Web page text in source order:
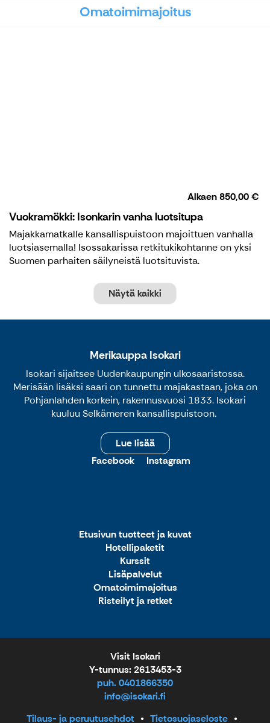
Omatoimimajoitus
Alkaen850,00 €
Vuokramökki: Isonkarin vanha luotsitupa
Majakkamatkalle kansallispuistoon majoittuen vanhalla
luotsiasemalla! Isossakarissa retkitukikohtanne on yksi
Suomen parhaiten säilyneistä luotsituvista.
Näytä kaikki
Merikauppa Isokari
Isokari sijaitsee Uudenkaupungin ulkosaaristossa.
Merisään lisäksi saari on tunnettu majakastaan, joka on
Pohjanlahden korkein, rakennusvuosi 1833. Isokari
kuuluu Selkämeren kansallispuistoon.
Lue lisää
Facebook
Instagram
Etusivun tuotteet ja kuvat
Hotellipaketit
Kurssit
Lisäpalvelut
Omatoimimajoitus
Risteilyt ja retket
Visit Isokari
Y-tunnus: 2613453-3
puh. 0401866350
info@isokari.fi
Tilaus- ja peruutusehdot
Tietosuojaseloste